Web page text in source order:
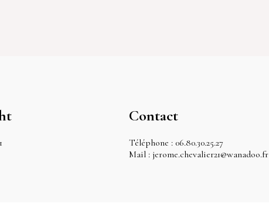
Contact
Téléphone : 06.80.30.25.27
Mail : jerome.chevalier21@wanadoo.fr